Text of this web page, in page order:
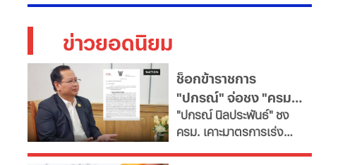
ข่าวยอดนิยม
ช็อกข้าราชการ
"ปกรณ์" จ่อชง "ครม."
รื้อใหญ่กำลังคนภาครัฐ
เช็ก 11 สายงานจะหาย
ไป
​"ปกรณ์ นิลประพันธ์" ชง
ครม. เคาะมาตรการเร่ง